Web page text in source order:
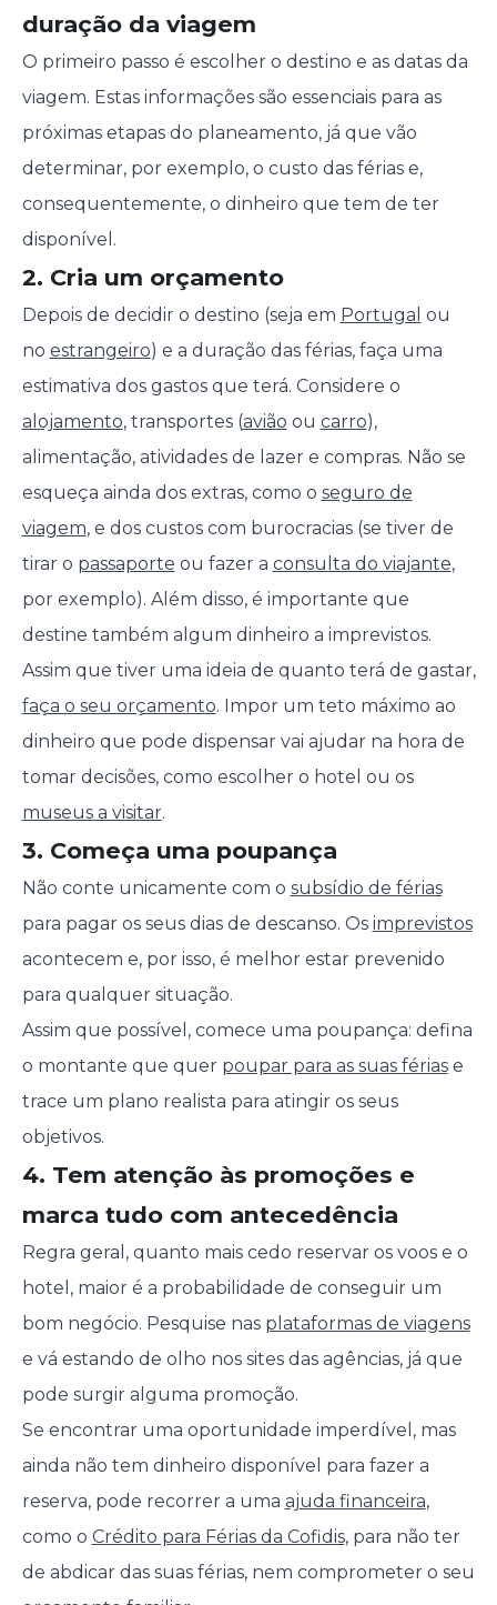
duração da viagem
O primeiro passo é escolher o destino e as datas da
viagem. Estas informações são essenciais para as
próximas etapas do planeamento, já que vão
determinar, por exemplo, o custo das férias e,
consequentemente, o dinheiro que tem de ter
disponível.
2. Cria um orçamento
Depois de decidir o destino (seja em Portugal ou
no estrangeiro) e a duração das férias, faça uma
estimativa dos gastos que terá. Considere o
alojamento, transportes (avião ou carro),
alimentação, atividades de lazer e compras. Não se
esqueça ainda dos extras, como o seguro de
viagem, e dos custos com burocracias (se tiver de
tirar o passaporte ou fazer a consulta do viajante,
por exemplo). Além disso, é importante que
destine também algum dinheiro a imprevistos.
Assim que tiver uma ideia de quanto terá de gastar,
faça o seu orçamento. Impor um teto máximo ao
dinheiro que pode dispensar vai ajudar na hora de
tomar decisões, como escolher o hotel ou os
museus a visitar.
3. Começa uma poupança
Não conte unicamente com o subsídio de férias
para pagar os seus dias de descanso. Os imprevistos
acontecem e, por isso, é melhor estar prevenido
para qualquer situação.
Assim que possível, comece uma poupança: defina
o montante que quer poupar para as suas fériase
trace um plano realista para atingir os seus
objetivos.
4. Tem atenção às promoções e
marca tudo com antecedência
Regra geral, quanto mais cedo reservar os voos e o
hotel, maior é a probabilidade de conseguir um
bom negócio. Pesquise nas plataformas de viagens
e vá estando de olho nos sites das agências, já que
pode surgir alguma promoção.
Se encontrar uma oportunidade imperdível, mas
ainda não tem dinheiro disponível para fazer a
reserva, pode recorrer a uma ajuda financeira,
como o Crédito para Férias da Cofidis, para não ter
de abdicar das suas férias, nem comprometer o seu